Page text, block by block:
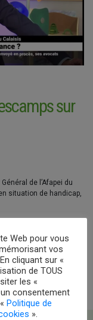
sur
de l’Afapei du
situation de handicap,
Web pour vous
vos
cliquant sur «
de TOUS
les «
consentement
Politique de
».